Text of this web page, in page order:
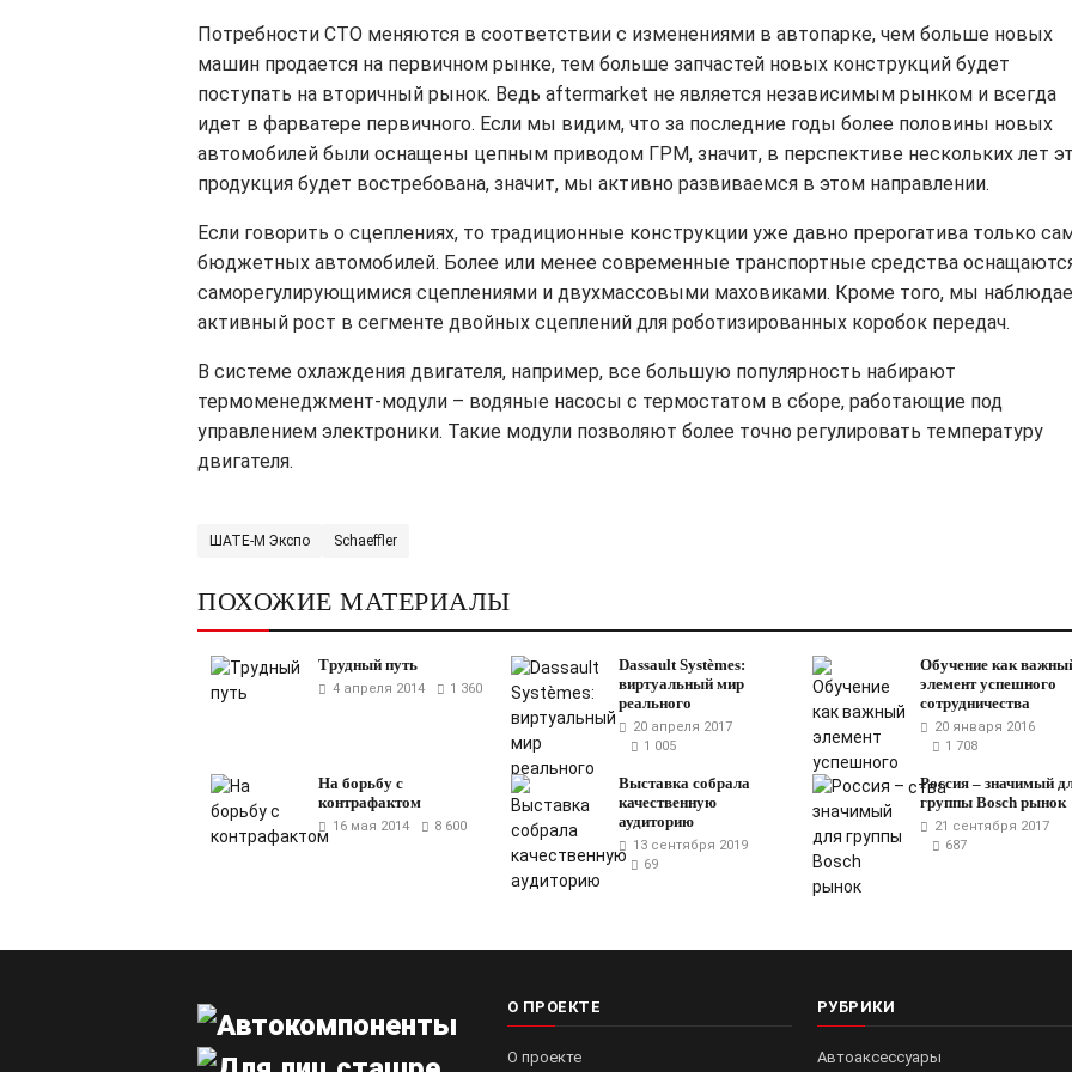
Потребности СТО меняются в соответствии с изменениями в автопарке, чем больше новых
машин продается на первичном рынке, тем больше запчастей новых конструкций будет
поступать на вторичный рынок. Ведь aftermarket не является независимым рынком и всегда
идет в фарватере первичного. Если мы видим, что за последние годы более половины новых
автомобилей были оснащены цепным приводом ГРМ, значит, в перспективе нескольких лет
продукция будет востребована, значит, мы активно развиваемся в этом направлении.
Если говорить о сцеплениях, то традиционные конструкции уже давно прерогатива только
бюджетных автомобилей. Более или менее современные транспортные средства
саморегулирующимися сцеплениями и двухмассовыми маховиками. Кроме того, мы
активный рост в сегменте двойных сцеплений для роботизированных коробок передач.
В системе охлаждения двигателя, например, все большую популярность набирают
термоменеджмент-модули – водяные насосы с термостатом в сборе, работающие под
управлением электроники. Такие модули позволяют более точно регулировать температуру
двигателя.
ШАТЕ-М Экспо Schaeffler
ПОХОЖИЕ МАТЕРИАЛЫ
Трудный путь
4 апреля 2014 1 360
Dassault Systèmes:
виртуальный мир
реального
20 апреля 2017
1 005
Обучение как
элемент успешного
сотрудничества
20 января 2016
1 708
На борьбу с
контрафактом
16 мая 2014 8 600
Выставка собрала
качественную
аудиторию
13 сентября 2019
69
Россия – значимый
группы Bosch рынок
21 сентября 2017
687
О ПРОЕКТЕ
О проекте
РУБРИКИ
Автоаксессуары